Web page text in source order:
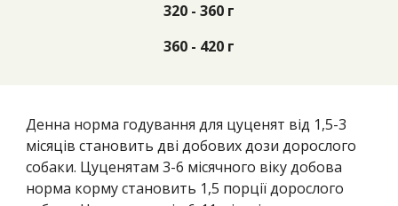
320 - 360 г
360 - 420 г
Денна норма годування для цуценят від 1,5-3
місяців становить дві добових дози дорослого
собаки. Цуценятам 3-6 місячного віку добова
норма корму становить 1,5 порції дорослого